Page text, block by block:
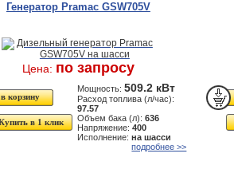
Генератор Pramac GSW705V
Цена: по запросу
в 1 клик
Мощность:509.2 кВт
Расход топлива (л/час):
97.57
Объем бака (л):636
Напряжение:400
Исполнение:на шасси
подробнее >>